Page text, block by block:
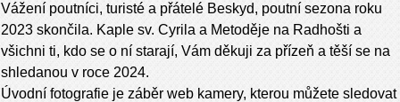
Vážení poutníci, turisté a přátelé Beskyd, poutní sezona roku
2023 skončila. Kaple sv. Cyrila a Metoděje na Radhošti a
všichni ti, kdo se o ní starají, Vám děkuji za přízeň a těší se na
shledanou v roce 2024.
Úvodní fotografie je záběr web kamery, kterou můžete sledovat